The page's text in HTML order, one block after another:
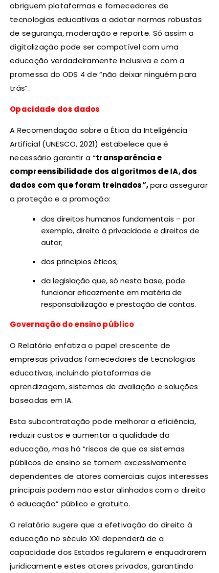
obriguem plataformas e fornecedores de
tecnologias educativas a adotar normas robustas
de segurança, moderação e reporte. Só assim a
digitalização pode ser compatível com uma
educação verdadeiramente inclusiva e com a
promessa do ODS 4 de “não deixar ninguém para
trás”.​
Opacidade dos dados
A Recomendação sobre a Ética da Inteligência
Artificial (UNESCO, 2021) estabelece que é
necessário garantir a “transparência e
compreensibilidade dos algoritmos de IA, dos
dados com que foram treinados”,para assegurar
a proteção e a promoção:
dos direitos humanos fundamentais – por
exemplo, direito à privacidade e direitos de
autor;
dos princípios éticos;
da legislação que, só nesta base, pode
funcionar eficazmente em matéria de
responsabilização e prestação de contas.
Governação do ensino público
O Relatório enfatiza o papel crescente de
empresas privadas fornecedores de tecnologias
educativas, incluindo plataformas de
aprendizagem, sistemas de avaliação e soluções
baseadas em IA.
Esta subcontratação pode melhorar a eficiência,
reduzir custos e aumentar a qualidade da
educação, mas há “riscos de que os sistemas
públicos de ensino se tornem excessivamente
dependentes de atores comerciais cujos interesses
principais podem não estar alinhados com o direito
à educação” público e gratuito.
O relatório sugere que a efetivação do direito à
educação no século XXI dependerá de a
capacidade dos Estados regularem e enquadrarem
juridicamente estes atores privados, garantindo